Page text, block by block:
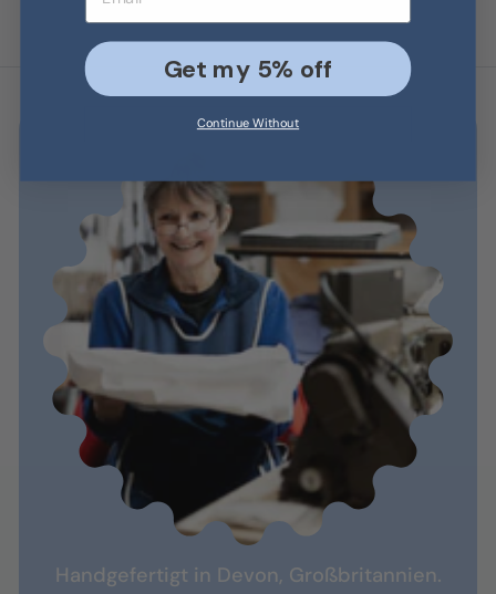
5
Handgefertigt in Devon, Großbritannien.
Get my 5% off
Continue Without